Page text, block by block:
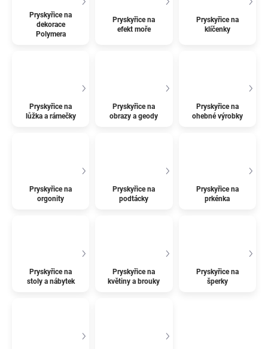
Pryskyřice na
dekorace
Polymera
Pryskyřice na
efekt moře
Pryskyřice na
klíčenky
Pryskyřice na
lůžka a rámečky
Pryskyřice na
obrazy a geody
Pryskyřice na
ohebné výrobky
Pryskyřice na
orgonity
Pryskyřice na
podtácky
Pryskyřice na
prkénka
Pryskyřice na
stoly a nábytek
Pryskyřice na
květiny a brouky
Pryskyřice na
šperky